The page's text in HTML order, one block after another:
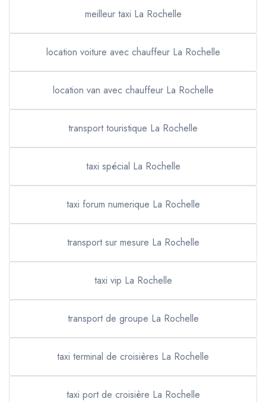
meilleur taxi La Rochelle
location voiture avec chauffeur La Rochelle
location van avec chauffeur La Rochelle
transport touristique La Rochelle
taxi spécial La Rochelle
taxi forum numerique La Rochelle
transport sur mesure La Rochelle
taxi vip La Rochelle
transport de groupe La Rochelle
taxi terminal de croisières La Rochelle
taxi port de croisière La Rochelle